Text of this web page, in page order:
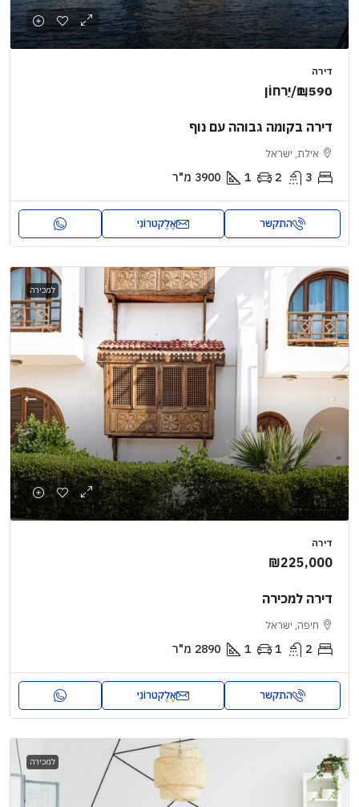
דירה
₪1,590/יַרחוֹן
דירה בקומה גבוהה עם נוף
אילת, ישראל
3
2
1
3900 מ"ר
התקשר אֶלֶקטרוֹנִי
למכירה
דירה
₪225,000
דירה למכירה
חיפה, ישראל
2
1
1
2890 מ"ר
התקשר אֶלֶקטרוֹנִי
למכירה